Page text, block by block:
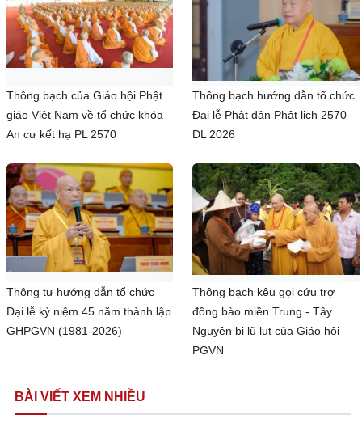
Thông bạch của Giáo hội Phật
giáo Việt Nam về tổ chức khóa
An cư kết hạ PL 2570
Thông bạch hướng dẫn tổ chức
Đại lễ Phật đản Phật lịch 2570 -
DL 2026
Thông tư hướng dẫn tổ chức
Đại lễ kỷ niệm 45 năm thành lập
GHPGVN (1981-2026)
Thông bạch kêu gọi cứu trợ
đồng bào miền Trung - Tây
Nguyên bị lũ lụt của Giáo hội
PGVN
BÀI VIẾT XEM NHIỀU